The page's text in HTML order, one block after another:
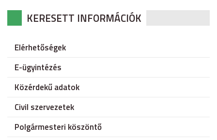
KERESETT INFORMÁCIÓK
Elérhetőségek
E-ügyintézés
Közérdekű adatok
Civil szervezetek
Polgármesteri köszöntő